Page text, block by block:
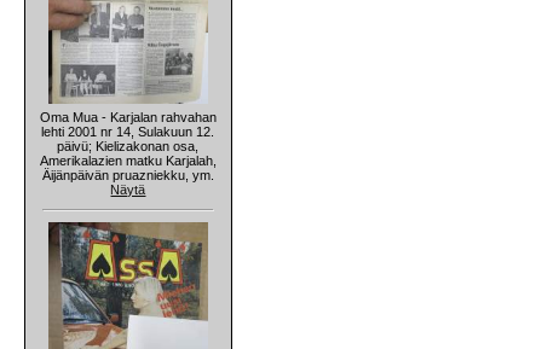
Oma Mua - Karjalan rahvahan
lehti 2001 nr 14, Sulakuun 12.
päivü; Kielizakonan osa,
Amerikalazien matku Karjalah,
Äijänpäivän pruazniekku, ym.
Näytä